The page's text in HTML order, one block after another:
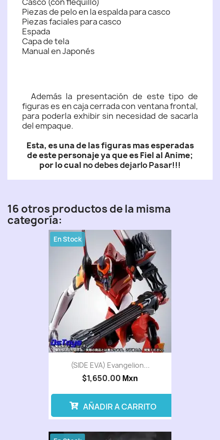
Piezas de pelo en la espalda para casco
Piezas faciales para casco
Espada
Capa de tela
Manual en Japonés
Además la presentación de este tipo de
figuras es en caja cerrada con ventana frontal,
para poderla exhibir sin necesidad de sacarla
del empaque.
Esta, es una de las figuras mas esperadas
de este personaje ya que es Fiel al Anime;
por lo cual no debes dejarlo Pasar!!!
16 otros productos de la misma
categoría:
(SIDE EVA) Evangelion...
$1,650.00 Mxn
En Stock
AÑADIR A CARRITO